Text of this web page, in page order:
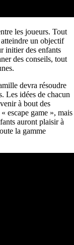
les joueurs. Tout
un objectif
initier des enfants
des conseils, tout
devra résoudre
Les idées de chacun
à bout des
escape game », mais
auront plaisir à
la gamme